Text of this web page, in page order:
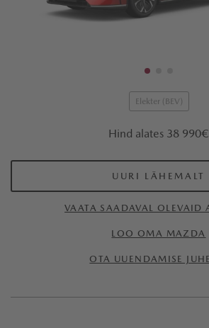
Elekter (BEV)
Hind alates 38 990€
UURI LÄHEMALT
VAATA SAADAVAL OLEVAID
LOO OMA MAZDA
OTA UUENDAMISE